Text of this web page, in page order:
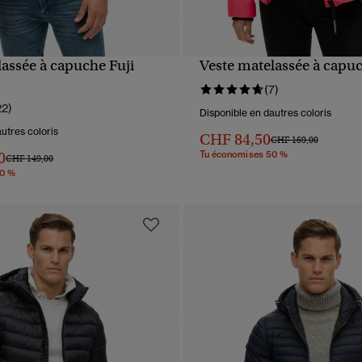
APERÇU RAPIDE
à capuche Fuji
coloris
Prix réduit de
CHF 149,00à
%
APERÇU RAPIDE
Veste matelassée à
(7)
Disponible en dautres coloris
CHF 84,50Prix réduit de
CHF 169,00à
Tu économises 50 %